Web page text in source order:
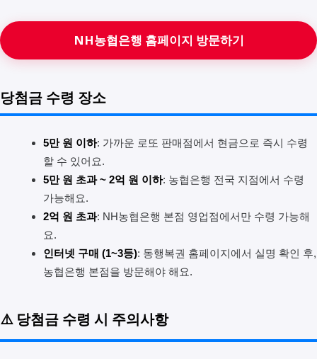
NH농협은행 홈페이지 방문하기
당첨금 수령 장소
5만 원 이하: 가까운 로또 판매점에서 현금으로 즉시 수령
할 수 있어요.
5만 원 초과 ~ 2억 원 이하: 농협은행 전국 지점에서 수령
가능해요.
2억 원 초과: NH농협은행 본점 영업점에서만 수령 가능해
요.
인터넷 구매 (1~3등): 동행복권 홈페이지에서 실명 확인 후,
농협은행 본점을 방문해야 해요.
⚠️ 당첨금 수령 시 주의사항